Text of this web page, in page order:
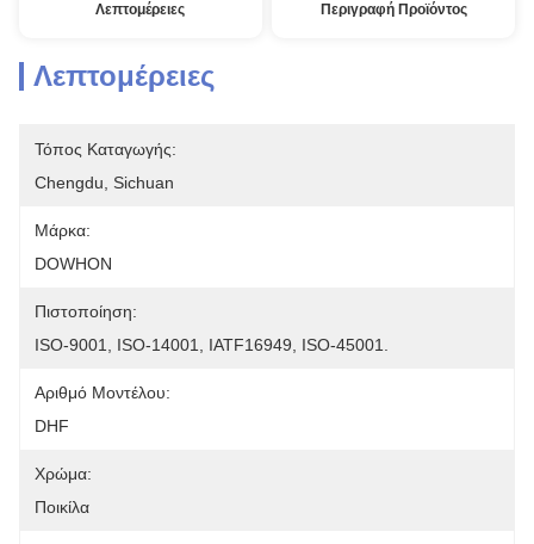
Λεπτομέρειες Περιγραφή Προϊόντος
Λεπτομέρειες
Τόπος Καταγωγής:
Chengdu, Sichuan
Μάρκα:
DOWHON
Πιστοποίηση:
ISO-9001, ISO-14001, IATF16949, ISO-45001.
Αριθμό Μοντέλου:
DHF
Χρώμα:
Ποικίλα